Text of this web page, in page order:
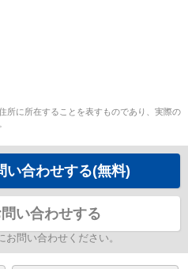
所に所在することを表すものであり、実際の
い合わせする(無料)
い合わせする
問い合わせください。